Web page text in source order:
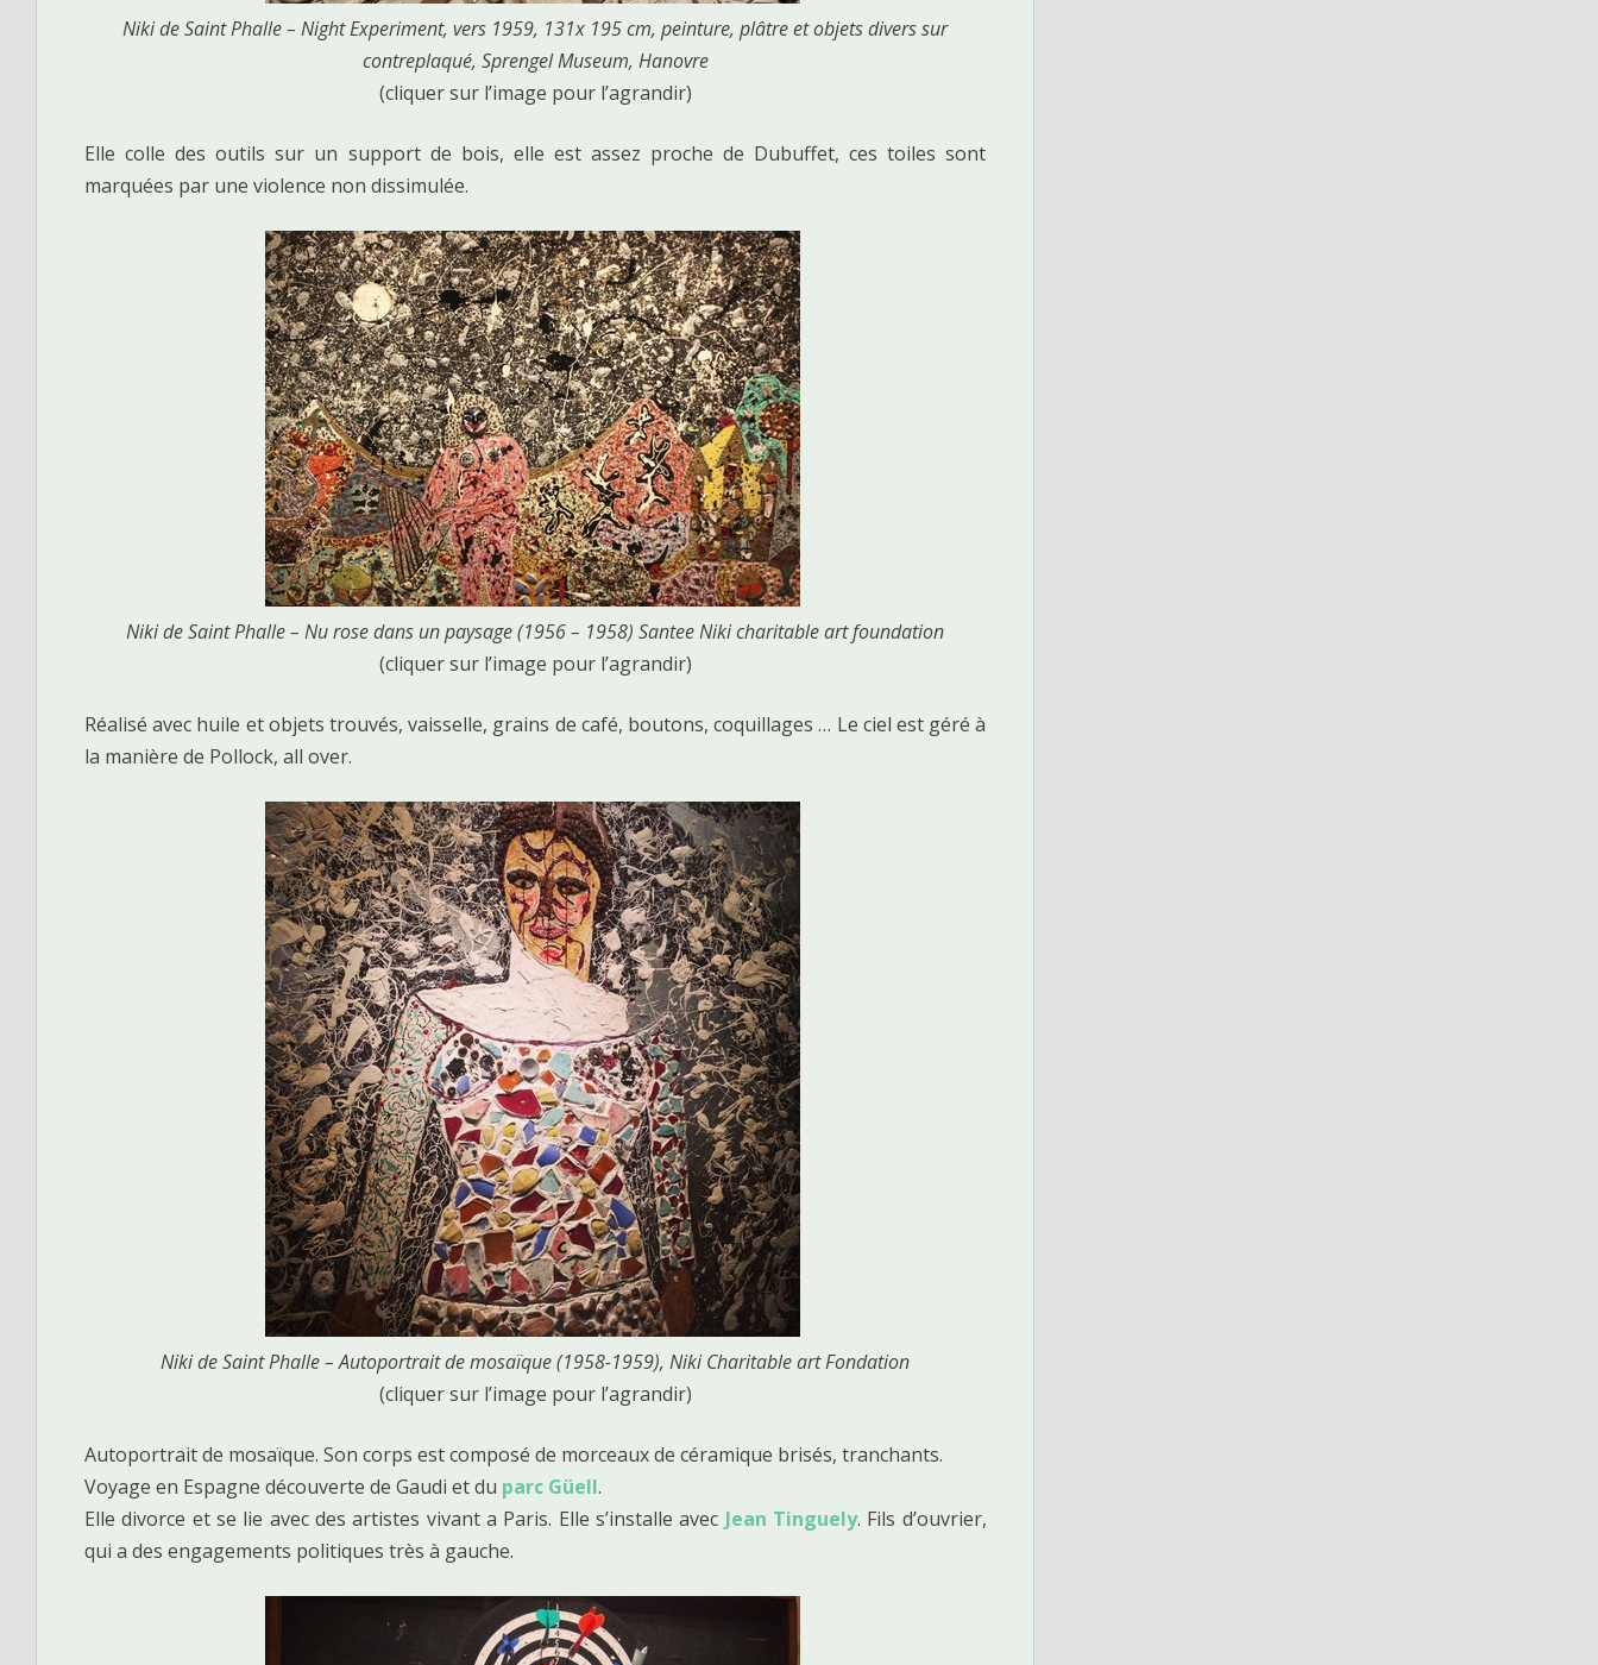
Niki de Saint Phalle – Night Experiment, vers 1959, 131x 195 cm, peinture, plâtre et objets divers sur
contreplaqué, Sprengel Museum, Hanovre
(cliquer sur l’image pour l’agrandir)
Elle colle des outils sur un support de bois, elle est assez proche de Dubuffet, ces toiles sont
marquées par une violence non dissimulée.
Niki de Saint Phalle – Nu rose dans un paysage (1956 – 1958) Santee Niki charitable art foundation
(cliquer sur l’image pour l’agrandir)
Réalisé avec huile et objets trouvés, vaisselle, grains de café, boutons, coquillages … Le ciel est géré à
la manière de Pollock, all over.
Niki de Saint Phalle – Autoportrait de mosaïque (1958-1959), Niki Charitable art Fondation
(cliquer sur l’image pour l’agrandir)
Autoportrait de mosaïque. Son corps est composé de morceaux de céramique brisés, tranchants.
Voyage en Espagne découverte de Gaudi et du parc Güell.
Elle divorce et se lie avec des artistes vivant a Paris. Elle s’installe avec Jean Tinguely. Fils d’ouvrier,
qui a des engagements politiques très à gauche.